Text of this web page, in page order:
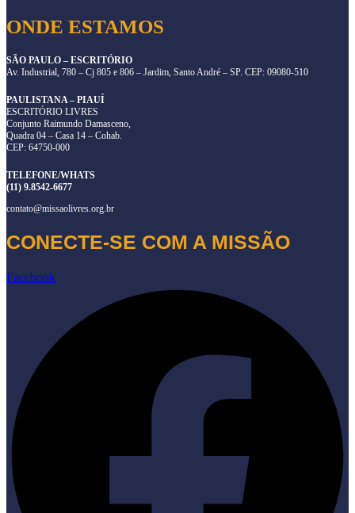
ONDE ESTAMOS
SÃO PAULO – ESCRITÓRIO
Av. Industrial, 780 – Cj 805 e 806 – Jardim, Santo André – SP. CEP: 09080-510
PAULISTANA – PIAUÍ
ESCRITÓRIO LIVRES
Conjunto Raimundo Damasceno,
Quadra 04 – Casa 14 – Cohab.
CEP: 64750-000
TELEFONE/WHATS
(11) 9.8542-6677
contato@missaolivres.org.br
CONECTE-SE COM A MISSÃO
Facebook